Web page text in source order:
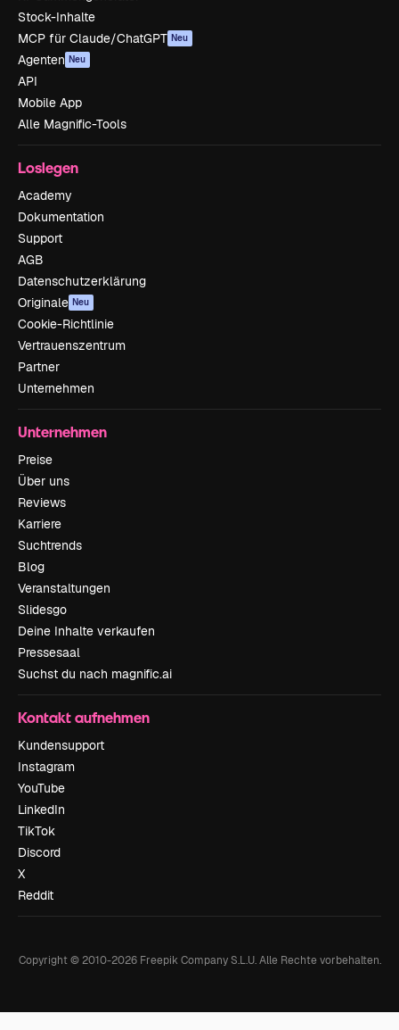
Stock-Inhalte
MCP für Claude/ChatGPT Neu
Agenten Neu
API
Mobile App
Alle Magnific-Tools
Loslegen
Academy
Dokumentation
Support
AGB
Datenschutzerklärung
Originale Neu
Cookie-Richtlinie
Vertrauenszentrum
Partner
Unternehmen
Unternehmen
Preise
Über uns
Reviews
Karriere
Suchtrends
Blog
Veranstaltungen
Slidesgo
Deine Inhalte verkaufen
Pressesaal
Suchst du nach magnific.ai
Kontakt aufnehmen
Kundensupport
Instagram
YouTube
LinkedIn
TikTok
Discord
X
Reddit
Copyright © 2010-2026Freepik Company S.L.U. Alle Rechte vorbehalten.